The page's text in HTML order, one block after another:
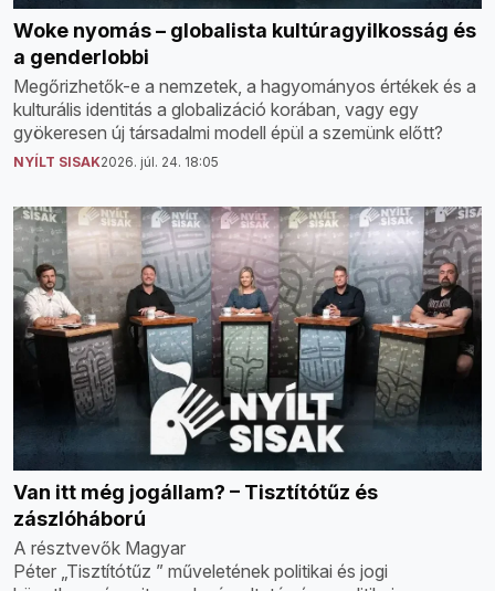
Woke nyomás – globalista kultúragyilkosság és
a genderlobbi
Megőrizhetők-e a nemzetek, a hagyományos értékek és a
kulturális identitás a globalizáció korában, vagy egy
gyökeresen új társadalmi modell épül a szemünk előtt?
NYÍLT SISAK2026. júl. 24. 18:05
Van itt még jogállam? – Tisztítótűz és
zászlóháború
A résztvevők Magyar
Péter „Tisztítótűz ” műveletének politikai és jogi